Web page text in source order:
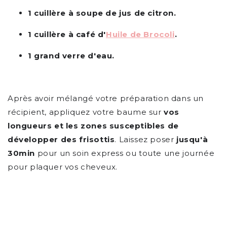
1 cuillère à soupe de jus de citron.
1 cuillère à café d'Huile de Brocoli.
1 grand verre d'eau.
Après avoir mélangé votre préparation dans un
récipient, appliquez votre baume sur vos
longueurs et les zones susceptibles de
développer des frisottis. Laissez poser jusqu'à
30min pour un soin express ou toute une journée
pour plaquer vos cheveux.